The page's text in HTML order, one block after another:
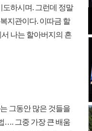
도하시며. 그런데 정말
지관이다. 이따금 할
나는 할아버지의 흔
그동안 많은 것들을
…. 그중 가장 큰 배움